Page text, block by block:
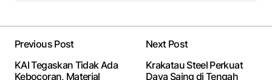
Previous Post
KAI Tegaskan Tidak Ada
Kebocoran, Material
Next Post
Krakatau Steel Perkuat
Daya Saing di Tengah